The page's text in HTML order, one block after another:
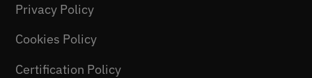
Privacy Policy
Cookies Policy
Certification Policy